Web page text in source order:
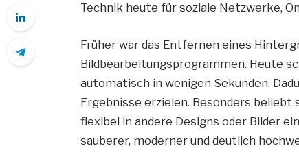
Technik heute für soziale Netzwerke,
Früher war das Entfernen eines
Bildbearbeitungsprogrammen. Heute
automatisch in wenigen Sekunden.
Ergebnisse erzielen. Besonders
flexibel in andere Designs oder Bilder
sauberer, moderner und deutlich